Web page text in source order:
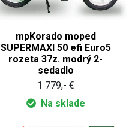
mpKorado moped
SUPERMAXI 50 efi Euro5
rozeta 37z. modrý 2-
sedadlo
1 779,- €
Na sklade